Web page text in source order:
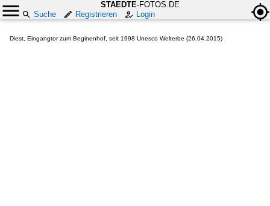
STAEDTE-FOTOS.DE
Suche
Registrieren Login
Diest, Eingangtor zum Beginenhof, seit 1998 Unesco Welterbe (26.04.2015)